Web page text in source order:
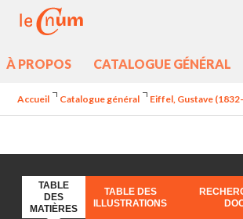
À PROPOS CATALOGUE GÉNÉRAL
Accueil Catalogue général Eiffel, Gustave
TABLE
DES
MATIÈRES
TABLE DES
ILLUSTRATIONS